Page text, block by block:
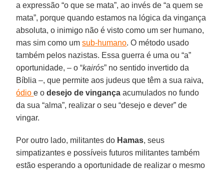
a expressão “o que se mata”, ao invés de “a quem se
mata”, porque quando estamos na lógica da vingança
absoluta, o inimigo não é visto como um ser humano,
mas sim como umsub-humano. O método usado
também pelos nazistas. Essa guerra é uma ou “a”
oportunidade, – o “kairós” no sentido invertido da
Bíblia –, que permite aos judeus que têm a sua raiva,
ódioe odesejo de vingança acumulados no fundo
da sua “alma”, realizar o seu “desejo e dever” de
vingar.
Por outro lado, militantes do Hamas, seus
simpatizantes e possíveis futuros militantes também
estão esperando a oportunidade de realizar o mesmo